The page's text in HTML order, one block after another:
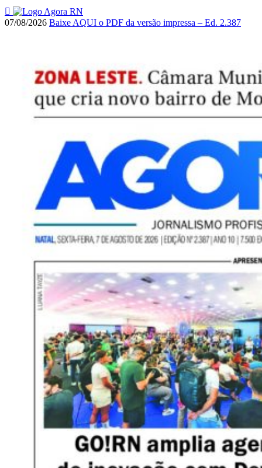
07/08/2026 Baixe AQUI o PDF da versão impressa – Ed. 2.387